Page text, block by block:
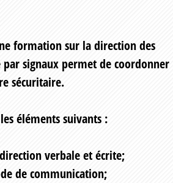
formation sur la direction des
signaux permet de coordonner
sécuritaire.
éléments suivants :
verbale et écrite;
de communication;